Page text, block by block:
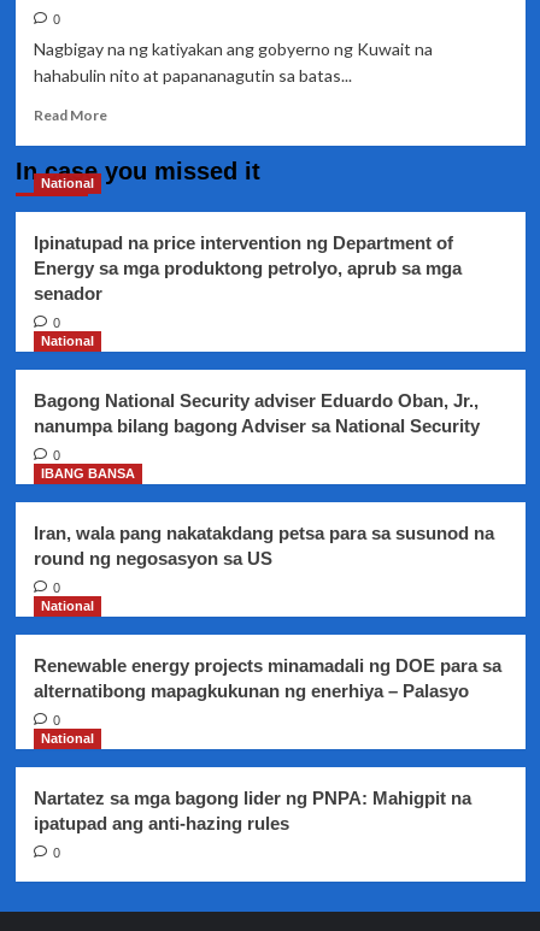
0
Nagbigay na ng katiyakan ang gobyerno ng Kuwait na
hahabulin nito at papananagutin sa batas...
Read MoreRead
Kuwaiti
ng
assurance
mga
pumatay
Joanna
Demafelis
In case you missed it
National
Ipinatupad na price intervention ng Department of
Energy sa mga produktong petrolyo, aprub sa mga
senador
0
National
Bagong National Security adviser Eduardo Oban, Jr.,
nanumpa bilang bagong Adviser sa National Security
0
IBANG BANSA
Iran, wala pang nakatakdang petsa para sa susunod na
round ng negosasyon sa US
0
National
Renewable energy projects minamadali ng DOE para sa
alternatibong mapagkukunan ng enerhiya – Palasyo
0
National
Nartatez sa mga bagong lider ng PNPA: Mahigpit na
ipatupad ang anti-hazing rules
0